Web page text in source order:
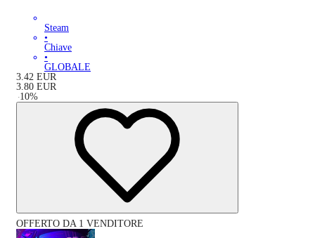
Steam
•
Chiave
•
GLOBALE
3.42 EUR
3.80 EUR
-10%
OFFERTO DA 1 VENDITORE